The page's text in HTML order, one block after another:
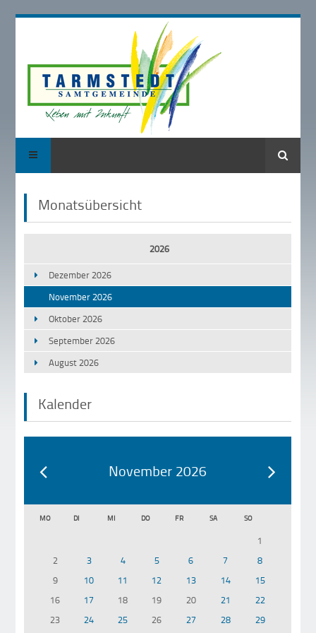
Suche
Monatsübersicht
2026
Dezember 2026
November 2026
Oktober 2026
September 2026
August 2026
Kalender
November 2026
MO DI MI DO FR SA SO
1
2
3 4 5 6 7
8
9
10 11 12 13 14
15
16
17 18 19 20 21
22
23
24 25 26 27 28 29